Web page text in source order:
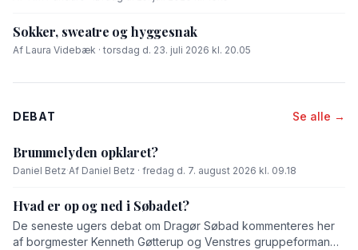
Sokker, sweatre og hyggesnak
Af Laura Videbæk · torsdag d. 23. juli 2026 kl. 20.05
DEBAT Se alle →
Brummelyden opklaret?
Daniel Betz·Af Daniel Betz · fredag d. 7. august 2026 kl. 09.18
Hvad er op og ned i Søbadet?
De seneste ugers debat om Dragør Søbad kommenteres her
af borgmester Kenneth Gøtterup og Venstres gruppeformand